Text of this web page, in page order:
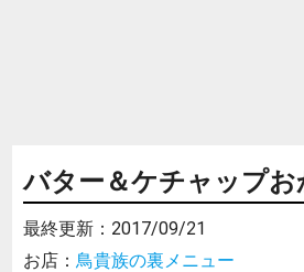
バター＆ケチャップ
最終更新： 2017/09/21
お店： 鳥貴族の裏メニュー